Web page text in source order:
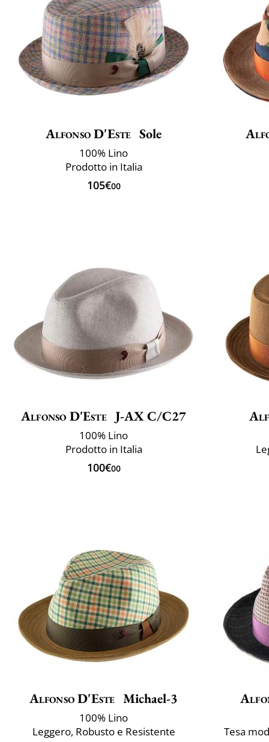
Alfonso D'Este Sole
100% Lino
Prodotto in Italia
105€00
Alfonso D'Este J-AX C/C27
100% Lino
Prodotto in Italia
100€00
Alfonso D'Este Michael-3
100% Lino
Leggero, Robusto e Resistente
Tesa